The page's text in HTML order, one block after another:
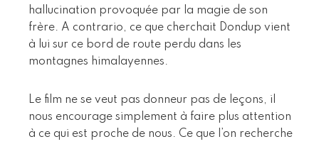
hallucination provoquée par la magie de son
frère. A contrario, ce que cherchait Dondup vient
à lui sur ce bord de route perdu dans les
montagnes himalayennes.
Le film ne se veut pas donneur pas de leçons, il
nous encourage simplement à faire plus attention
à ce qui est proche de nous. Ce que l’on recherche